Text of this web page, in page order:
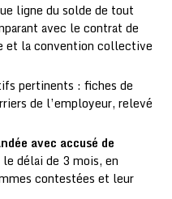
ligne du solde de tout
avec le contrat de
et la convention collective
pertinents : fiches de
de l’employeur, relevé
avec accusé de
délai de 3 mois, en
contestées et leur